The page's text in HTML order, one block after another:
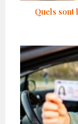
Quels sont